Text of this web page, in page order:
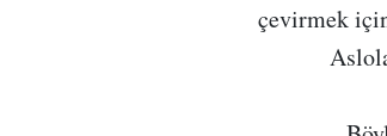
çevirmek